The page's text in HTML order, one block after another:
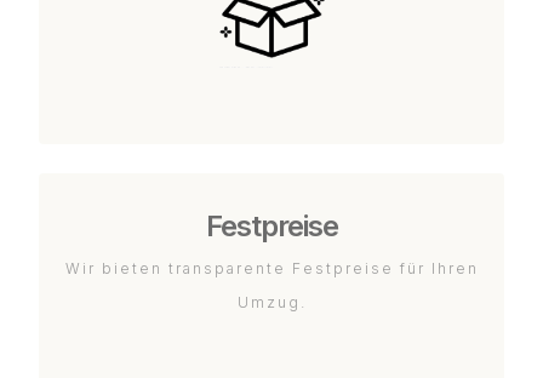
Festpreise
Wir bieten transparente Festpreise für Ihren
Umzug.